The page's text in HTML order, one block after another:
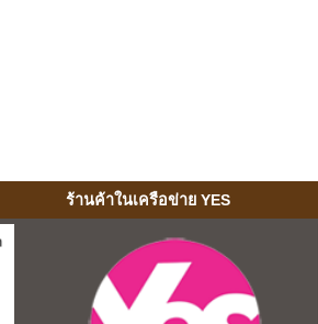
ร้านค้าในเครือข่าย YES